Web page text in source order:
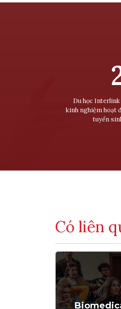
Du học
kinh nghiệm hoạt
tuyển
Có liên